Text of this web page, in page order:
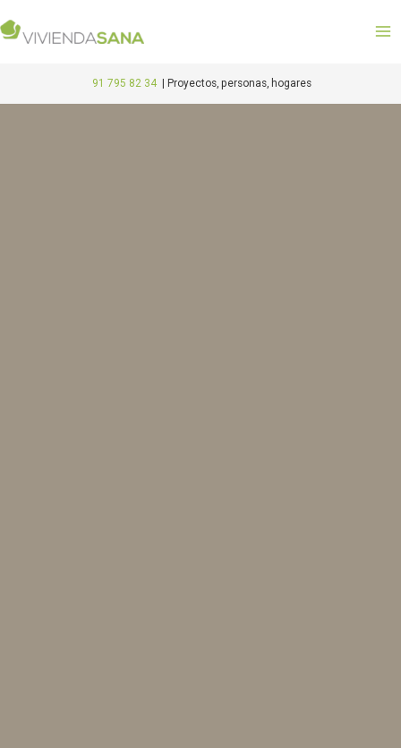
al
91 795 82 34 Proyectos, personas, hogares